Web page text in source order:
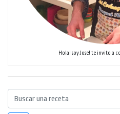
Hola! soy Jose! te invito a